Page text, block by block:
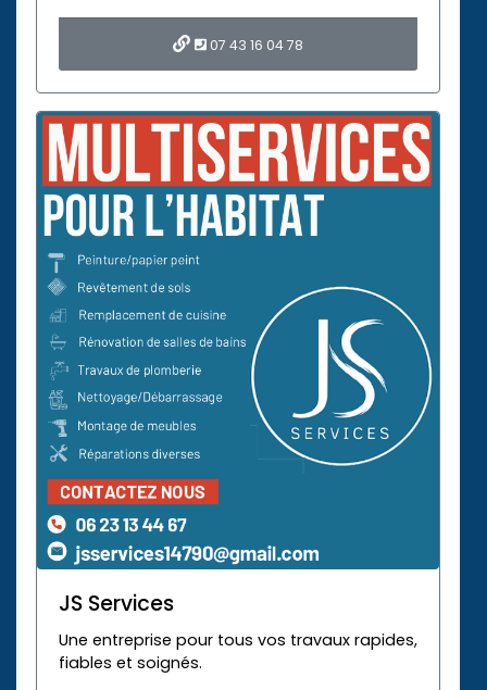
07 43 16 04 78
JS Services
Une entreprise pour tous vos travaux rapides,
fiables et soignés.